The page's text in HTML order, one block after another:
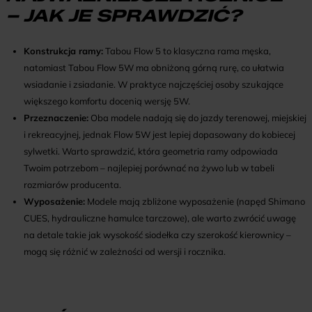
– JAK JE SPRAWDZIĆ?
Konstrukcja ramy:Tabou Flow 5 to klasyczna rama męska,
natomiast Tabou Flow 5W ma obniżoną górną rurę, co ułatwia
wsiadanie i zsiadanie. W praktyce najczęściej osoby szukające
większego komfortu docenią wersję 5W.
Przeznaczenie: Oba modele nadają się do jazdy terenowej, miejskiej
i rekreacyjnej, jednak Flow 5W jest lepiej dopasowany do kobiecej
sylwetki. Warto sprawdzić, która geometria ramy odpowiada
Twoim potrzebom – najlepiej porównać na żywo lub w tabeli
rozmiarów producenta.
Wyposażenie: Modele mają zbliżone wyposażenie (napęd Shimano
CUES, hydrauliczne hamulce tarczowe), ale warto zwrócić uwagę
na detale takie jak wysokość siodełka czy szerokość kierownicy –
mogą się różnić w zależności od wersji i rocznika.